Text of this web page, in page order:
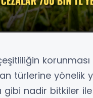
türlerine yönelik
gibi nadir bitkiler